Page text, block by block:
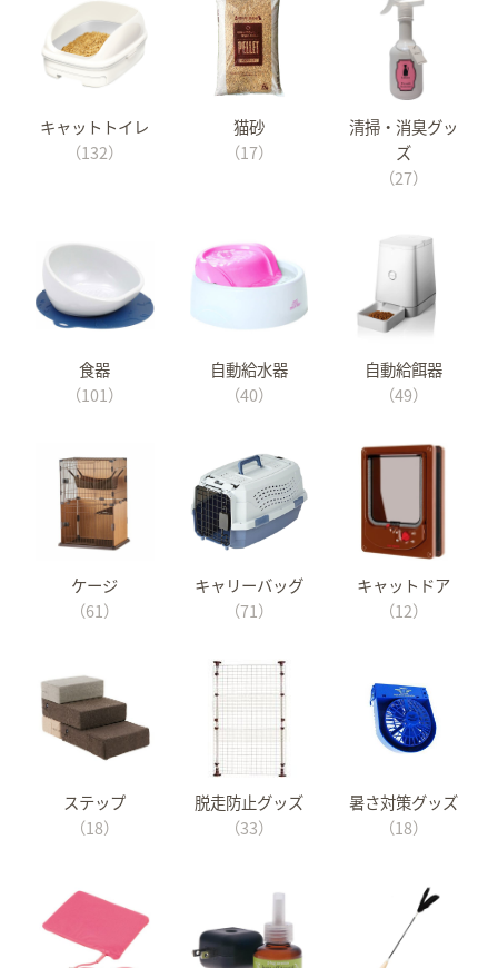
キャットトイレ
（132）
猫砂
（17）
清掃・消臭グッ
ズ
（27）
食器
（101）
自動給水器
（40）
自動給餌器
（49）
ケージ
（61）
キャリーバッグ
（71）
キャットドア
（12）
ステップ
（18）
脱走防止グッズ
（33）
暑さ対策グッズ
（18）